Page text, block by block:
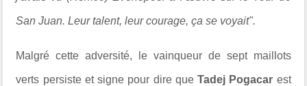
San Juan. Leur talent, leur courage, ça se voyait".
Malgré cette adversité, le vainqueur de sept maillots
verts persiste et signe pour dire queTadej Pogacar est